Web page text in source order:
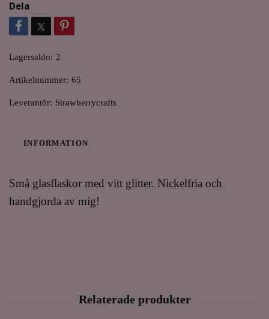
Dela
Lagersaldo: 2
Artikelnummer: 65
Leverantör: Strawberrycrafts
INFORMATION
Små glasflaskor med vitt glitter. Nickelfria och
handgjorda av mig!